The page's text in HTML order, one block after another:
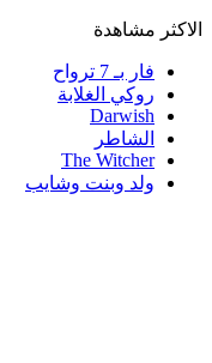
الاكثر مشاهدة
فار بـ 7 ترواح
روكي الغلابة
Darwish
الشاطر
The Witcher
ولد وبنت وشايب